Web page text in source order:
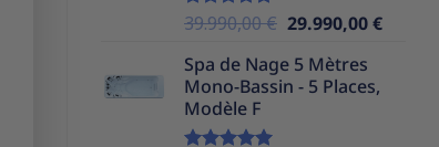
Note5.00
39.990,00€ Le
initial
était :
29.990,00€Le
Spa de Nage 5 Mètres
Mono-Bassin - 5 Places,
Modèle F